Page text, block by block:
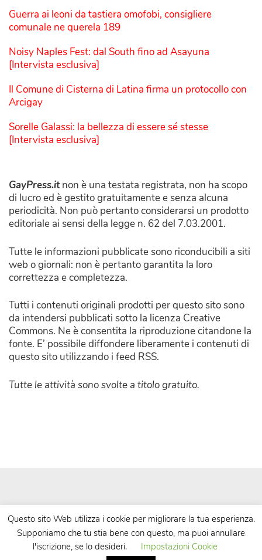
Guerra ai leoni da tastiera omofobi, consigliere
comunale ne querela 189
Noisy Naples Fest: dal South fino ad Asayuna
[Intervista esclusiva]
Il Comune di Cisterna di Latina firma un protocollo con
Arcigay
Sorelle Galassi: la bellezza di essere sé stesse
[Intervista esclusiva]
GayPress.itnon è una testata registrata, non ha scopo
di lucro ed è gestito gratuitamente e senza alcuna
periodicità. Non può pertanto considerarsi un prodotto
editoriale ai sensi della legge n. 62 del 7.03.2001.
Tutte le informazioni pubblicate sono riconducibili a siti
web o giornali: non è pertanto garantita la loro
correttezza e completezza.
Tutti i contenuti originali prodotti per questo sito sono
da intendersi pubblicati sotto la licenza Creative
Commons. Ne è consentita la riproduzione citandone la
fonte. E’ possibile diffondere liberamente i contenuti di
questo sito utilizzando i feed RSS.
Tutte le attività sono svolte a titolo gratuito.
| Powered byWordPress| Theme byTheBootstrapThemes
Questo sito Web utilizza i cookie per migliorare la tua esperienza.
Supponiamo che tu stia bene con questo, ma puoi annullare
l'iscrizione, se lo desideri.
Impostazioni Cookie